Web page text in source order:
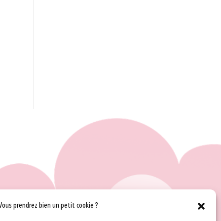
prendrez bien un petit cookie ?